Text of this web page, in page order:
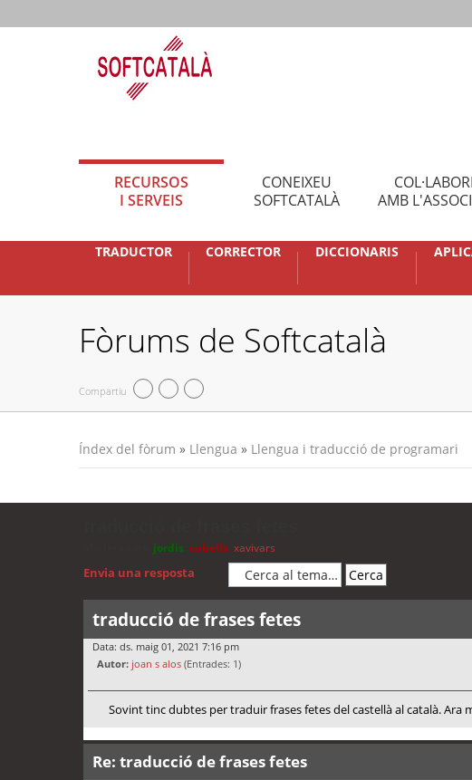
RECURSOS
I SERVEIS
CONEIXEU
SOFTCATALÀ
AMB
TRADUCTOR CORRECTOR DICCIONARIS
Fòrums de Softcatalà
Compartiu
Índex del fòrum » Llengua » Llengua i traducció de programari
jordis cubells xavivars
Envia una resposta
traducció de frases fetes
Data: ds. maig 01, 2021 7:16 pm
Autor: joan s alos (Entrades: 1)
Sovint tinc dubtes per traduir frases fetes del castellà al català.
Re: traducció de frases fetes